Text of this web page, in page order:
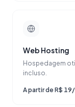
Web Hosting
Hospedagem
incluso.
A partir de R$